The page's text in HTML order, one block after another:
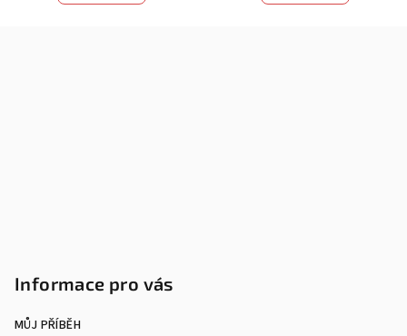
Informace pro vás
MŮJ PŘÍBĚH